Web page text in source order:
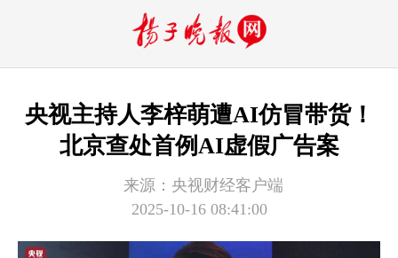
央视主持人李梓萌遭AI仿冒带货！
北京查处首例AI虚假广告案
来源： ​央视财经客户端
2025-10-16 08:41:00